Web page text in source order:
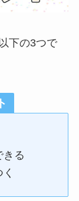
下の3つで
きる